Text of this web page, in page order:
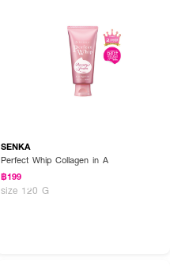
SENKA
Perfect Whip Collagen in A
฿199
size 120 G